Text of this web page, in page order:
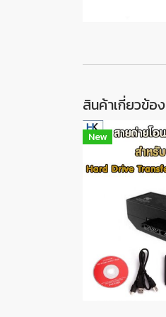
สินค้าเกี่ยวข้อง
New